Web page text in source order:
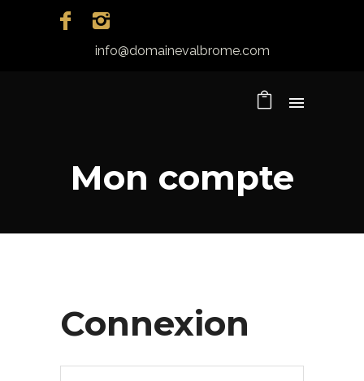
info@domainevalbrome.com
Mon compte
Connexion